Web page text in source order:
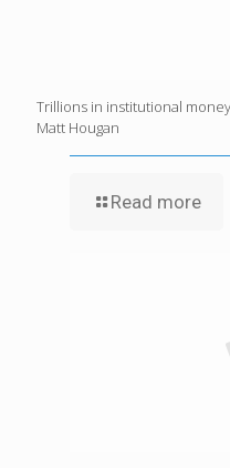
Trillions in institutional
Matt Hougan
Read more